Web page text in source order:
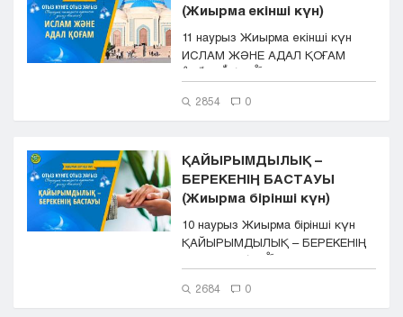
(Жиырма екінші күн)
11 наурыз Жиырма екінші күн
ИСЛАМ ЖӘНЕ АДАЛ ҚОҒАМ
2854 0
ҚАЙЫРЫМДЫЛЫҚ –
БЕРЕКЕНІҢ БАСТАУЫ
(Жиырма бірінші күн)
10 наурыз Жиырма бірінші күн
ҚАЙЫРЫМДЫЛЫҚ – БЕРЕКЕНІҢ
2684 0